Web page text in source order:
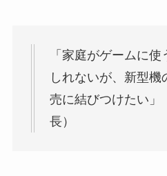
「家庭がゲームに
しれないが、新型機
売に結びつけたい」
長）